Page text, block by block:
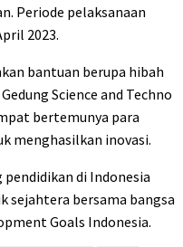
Periode pelaksanaan
2023.
bantuan berupa hibah
Science and Techno
bertemunya para
menghasilkan inovasi.
di Indonesia
sejahtera bersama bangsa
Goals Indonesia.